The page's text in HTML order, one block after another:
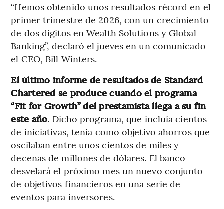
“Hemos obtenido unos resultados récord en el
primer trimestre de 2026, con un crecimiento
de dos dígitos en Wealth Solutions y Global
Banking”, declaró el jueves en un comunicado
el CEO, Bill Winters.
El último informe de resultados de Standard
Chartered se produce cuando el programa
“Fit for Growth” del prestamista llega a su fin
este año. Dicho programa, que incluía cientos
de iniciativas, tenía como objetivo ahorros que
oscilaban entre unos cientos de miles y
decenas de millones de dólares. El banco
desvelará el próximo mes un nuevo conjunto
de objetivos financieros en una serie de
eventos para inversores.